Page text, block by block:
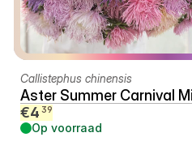
Callistephus chinensis
Aster Summer Carnival
€4 39
Op voorraad